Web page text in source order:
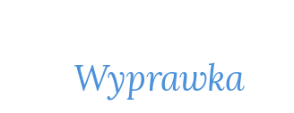
Wyprawka